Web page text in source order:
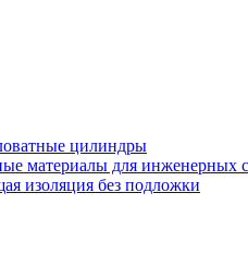
цилиндры
материалы для инженерных
изоляция без подложки